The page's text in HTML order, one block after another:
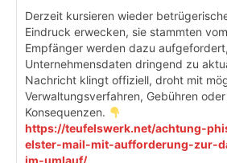
Derzeit kursieren wieder
Eindruck erwecken, sie stammten
Empfänger werden dazu
Unternehmensdaten dringend zu
Nachricht klingt offiziell, droht mit
Verwaltungsverfahren, Gebühren
Konsequenzen.
https://teufelswerk.net/achtung-
elster-mail-mit-aufforderung-zur-